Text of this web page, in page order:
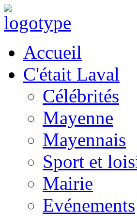
Accueil
C'était Laval
Célébrités
Mayenne
Mayennais
Sport et
Mairie
Evénements